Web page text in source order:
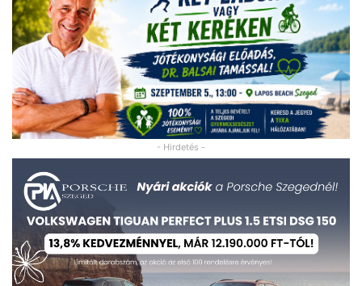
- Hirdetés -